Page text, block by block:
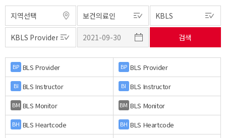
BP BLS Provider BP BLS Provider
BI BLS Instructor BI BLS Instructor
BM BLS Monitor BM BLS Monitor
BH BLS Heartcode BH BLS Heartcode